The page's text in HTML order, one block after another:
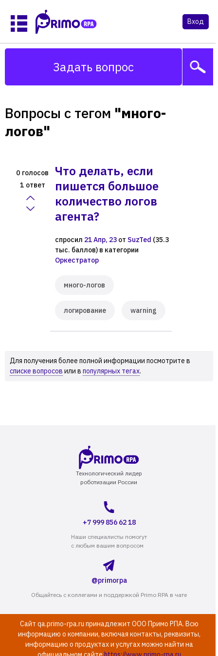
Вход
Задать вопрос
Вопросы с тегом "много-
логов"
0 голосов
1 ответ
Что делать, если
пишется большое
количество логов
агента?
спросил 21 Апр, 23 от SuzTed (35.3
тыс. баллов) в категории
Оркестратор
много-логов
логирование warning
Для получения более полной информации посмотрите в
списке вопросов или в популярных тегах.
Технологический лидер
роботизации России
+7 999 856 62 18
Наши специалисты помогут
с любым вашим вопросом
@primorpa
Общайтесь с коллегами и поддержкой Primo RPA в чате
Сайт qa.primo-rpa.ru принадлежит ООО Примо РПА. Всю
информацию о компании, включая контакты, реквизиты,
информацию о продуктах и услугах можно найти на